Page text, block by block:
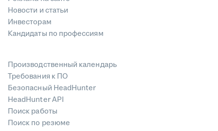
Новости и статьи
Инвесторам
Кандидаты по профессиям
Производственный календарь
Требования к ПО
Безопасный HeadHunter
HeadHunter API
Поиск работы
Поиск по резюме